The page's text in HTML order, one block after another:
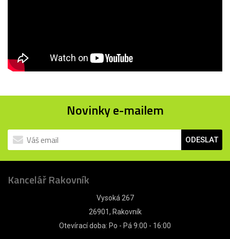
Novinky e-mailem
ODESLAT
Kancelář Rakovník
Vysoká 267
26901, Rakovník
Otevírací doba: Po - Pá 9:00 - 16:00